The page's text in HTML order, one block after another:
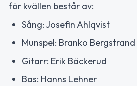
för kvällen består av:
Sång: Josefin Ahlqvist
Munspel: Branko Bergstrand
Gitarr: Erik Bäckerud
Bas: Hanns Lehner